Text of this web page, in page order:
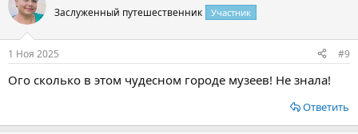
Заслуженный путешественник Участник
1 Ноя 2025 #9
Ого сколько в этом чудесном городе музеев! Не знала!
Ответить